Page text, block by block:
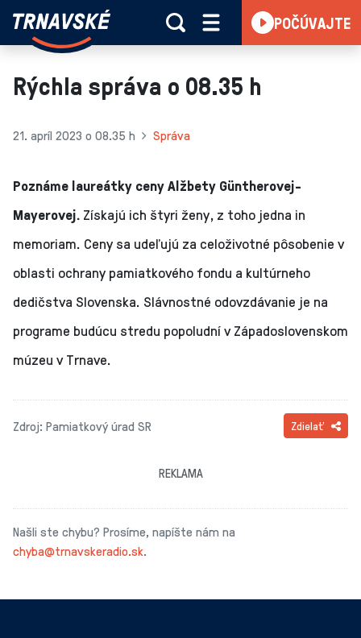
Skočiť na obsah
Trnavské
Vieme,
čo
deje
POČÚVAJTE
Rýchla správa o 08.35 h
21. apríl 2023 o 08.35 h Správa
Poznáme laureátky ceny Alžbety Güntherovej-
Mayerovej. Získajú ich štyri ženy, z toho jedna in
memoriam. Ceny sa udeľujú za celoživotné pôsobenie v
oblasti ochrany pamiatkového fondu a kultúrneho
dedičstva Slovenska. Slávnostné odovzdávanie je na
programe budúcu stredu popoludní v Západoslovenskom
múzeu v Trnave.
Zdroj: Pamiatkový úrad SR Zdielať
REKLAMA
Našli ste chybu? Prosíme, napíšte nám na
chyba@trnavskeradio.sk.